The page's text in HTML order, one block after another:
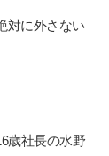
対に外さない
歳社長の水野